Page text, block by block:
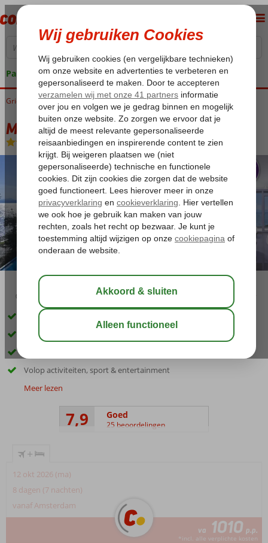
Pakketgarantie
Home
Griekenland Corfu Boukari Mythos Palace
Mythos Palace
All Inclusive-Hotel
02:50
Adult Only hotel; minimum leeftijd 16 jaar
Adembenemend uitzicht over zee
Volop activiteiten, sport & entertainment
Meer lezen
7,9 Goed
25 beoordelingen
+
12 okt 2026 (ma)
8 dagen (7 nachten)
vanaf Amsterdam
va 1010 p.p.
*incl. alle verplichte kosten